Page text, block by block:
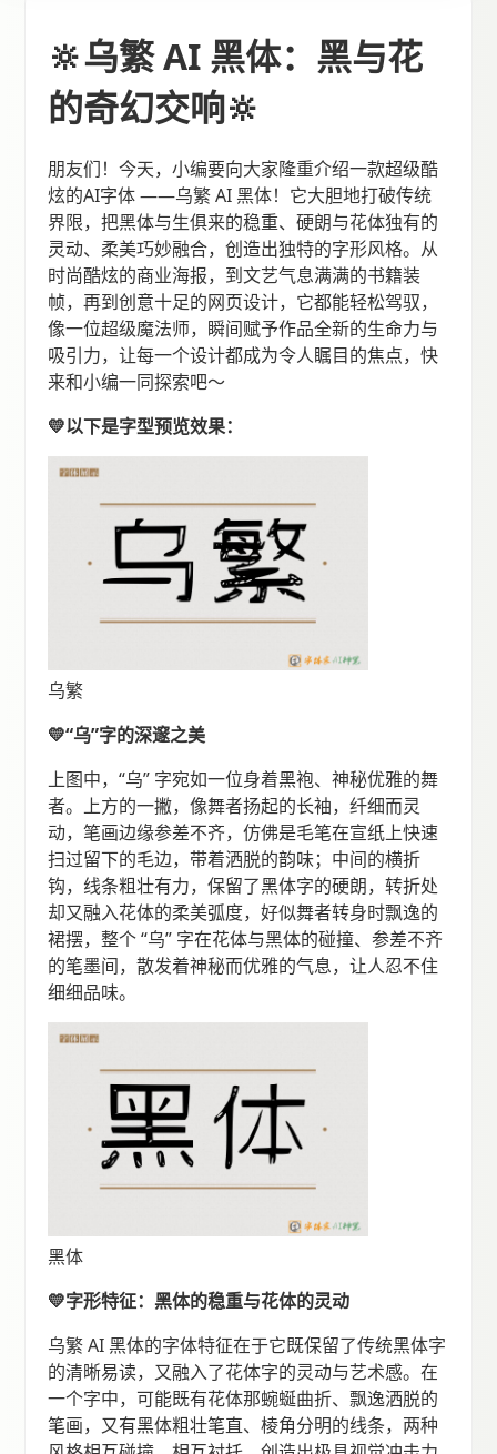
🔆乌繁 AI 黑体：黑与花
的奇幻交响🔆
朋友们！今天，小编要向大家隆重介绍一款超级酷
炫的AI字体 ——乌繁 AI 黑体！它大胆地打破传统
界限，把黑体与生俱来的稳重、硬朗与花体独有的
灵动、柔美巧妙融合，创造出独特的字形风格。从
时尚酷炫的商业海报，到文艺气息满满的书籍装
帧，再到创意十足的网页设计，它都能轻松驾驭，
像一位超级魔法师，瞬间赋予作品全新的生命力与
吸引力，让每一个设计都成为令人瞩目的焦点，快
来和小编一同探索吧～
💛以下是字型预览效果：
乌繁
💛“乌”字的深邃之美
上图中，“乌” 字宛如一位身着黑袍、神秘优雅的舞
者。上方的一撇，像舞者扬起的长袖，纤细而灵
动，笔画边缘参差不齐，仿佛是毛笔在宣纸上快速
扫过留下的毛边，带着洒脱的韵味；中间的横折
钩，线条粗壮有力，保留了黑体字的硬朗，转折处
却又融入花体的柔美弧度，好似舞者转身时飘逸的
裙摆，整个 “乌” 字在花体与黑体的碰撞、参差不齐
的笔墨间，散发着神秘而优雅的气息，让人忍不住
细细品味。
黑体
💛字形特征：黑体的稳重与花体的灵动
乌繁 AI 黑体的字体特征在于它既保留了传统黑体字
的清晰易读，又融入了花体字的灵动与艺术感。在
一个字中，可能既有花体那蜿蜒曲折、飘逸洒脱的
笔画，又有黑体粗壮笔直、棱角分明的线条，两种